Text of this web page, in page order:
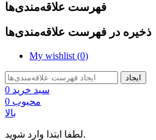
فهرست علاقه‌مندی‌ها
ذخیره در فهرست علاقه‌مندی‌ها
My wishlist (0)
ایجاد
سبد خرید 0
محبوب 0
بالا
لطفا ابتدا وارد شوید.